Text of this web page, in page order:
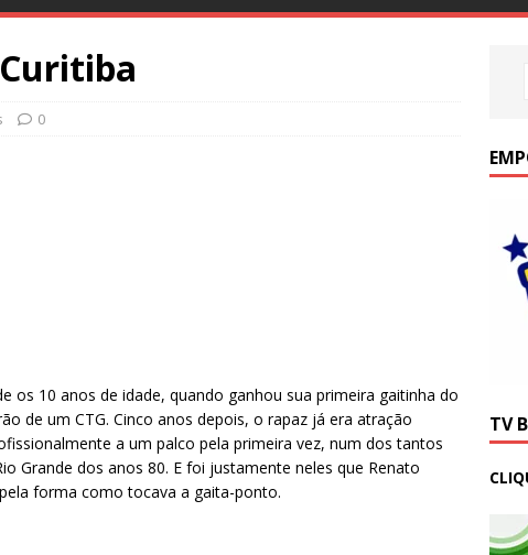
0
os 10 anos de idade, quando ganhou sua primeira gaitinha do
de um CTG. Cinco anos depois, o rapaz já era atração
a um palco pela primeira vez, num dos tantos
Grande dos anos 80. E foi justamente neles que Renato
forma como tocava a gaita-ponto.
TV